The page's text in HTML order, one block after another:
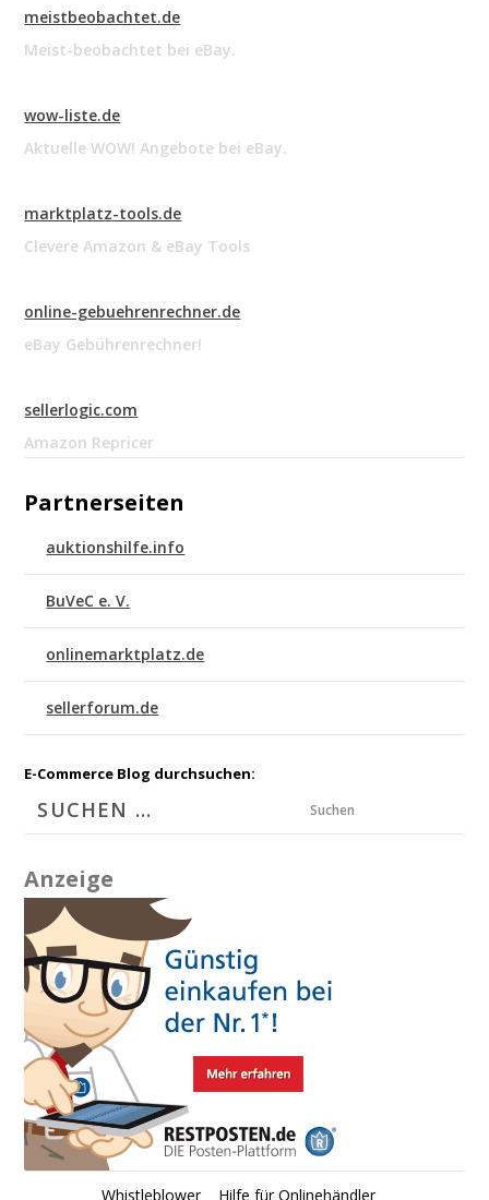
meistbeobachtet.de
Meist-beobachtet bei eBay.
wow-liste.de
Aktuelle WOW! Angebote bei eBay.
marktplatz-tools.de
Clevere Amazon & eBay Tools
online-gebuehrenrechner.de
eBay Gebührenrechner!
sellerlogic.com
Amazon Repricer
Partnerseiten
auktionshilfe.info
BuVeC e. V.
onlinemarktplatz.de
sellerforum.de
E-Commerce Blog durchsuchen:
Suchen
Anzeige
Whistleblower Hilfe für Onlinehändler